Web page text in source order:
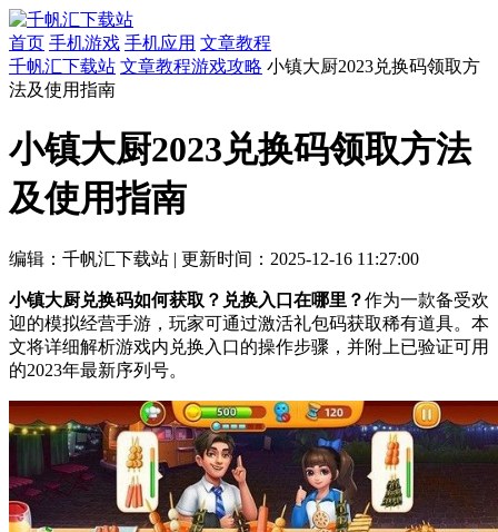
首页 手机游戏 手机应用 文章教程
千帆汇下载站 文章教程游戏攻略 小镇大厨2023兑换码领取方
法及使用指南
小镇大厨2023兑换码领取方法
及使用指南
编辑：千帆汇下载站 | 更新时间：2025-12-16 11:27:00
小镇大厨兑换码如何获取？兑换入口在哪里？作为一款备受欢
迎的模拟经营手游，玩家可通过激活礼包码获取稀有道具。本
文将详细解析游戏内兑换入口的操作步骤，并附上已验证可用
的2023年最新序列号。